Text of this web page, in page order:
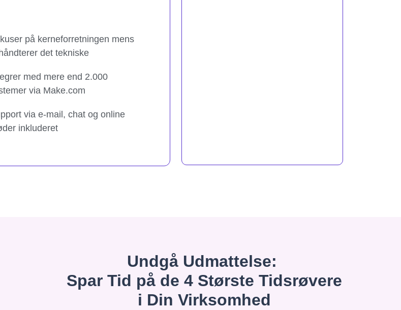
på kerneforretningen mens
det tekniske​
med mere end 2.000
via Make.com
via e-mail, chat og online
inkluderet
Undgå Udmattelse:
Spar Tid på de 4 Største Tidsrøvere
i Din Virksomhed